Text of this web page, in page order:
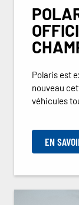
Polaris est
nouveau
véhicules
EN